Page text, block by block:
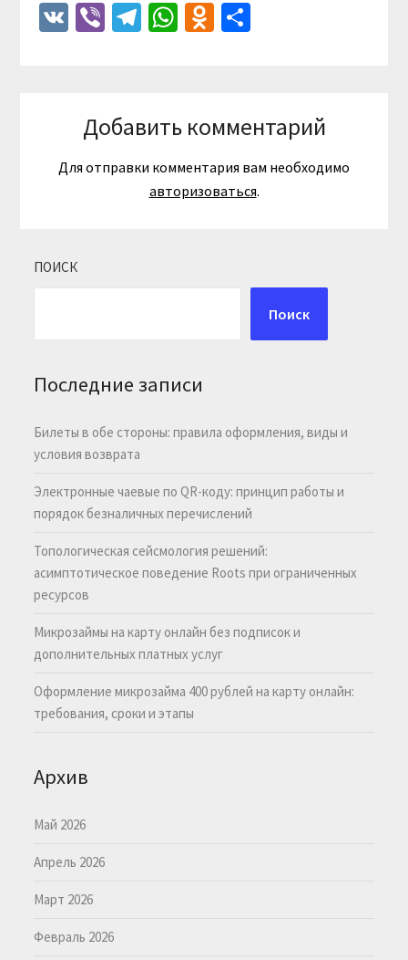
VKViberTelegram
WhatsApp
Odnoklassniki
Отправить
Добавить комментарий
Для отправки комментария вам необходимо
авторизоваться.
ПОИСК
Поиск
Последние записи
Билеты в обе стороны: правила оформления, виды и
условия возврата
Электронные чаевые по QR-коду: принцип работы и
порядок безналичных перечислений
Топологическая сейсмология решений:
асимптотическое поведение Roots при ограниченных
ресурсов
Микрозаймы на карту онлайн без подписок и
дополнительных платных услуг
Оформление микрозайма 400 рублей на карту онлайн:
требования, сроки и этапы
Архив
Май 2026
Апрель 2026
Март 2026
Февраль 2026